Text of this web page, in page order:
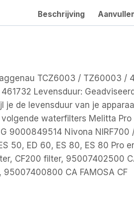
Beschrijving
TCZ6003 / TZ60003 /
Levensduur:
de levensduur van je
waterfilters Melitta
9000849514 Nivona
50, ED 60, ES 80, ES 80 Pro
CF200 filter, 95007402500
CA FAMOSA CF